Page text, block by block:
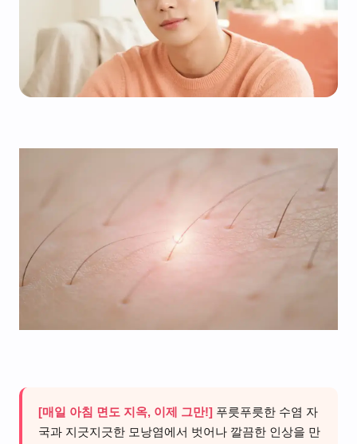
[매일 아침 면도 지옥, 이제 그만!] 푸릇푸릇한 수염 자
국과 지긋지긋한 모낭염에서 벗어나 깔끔한 인상을 만